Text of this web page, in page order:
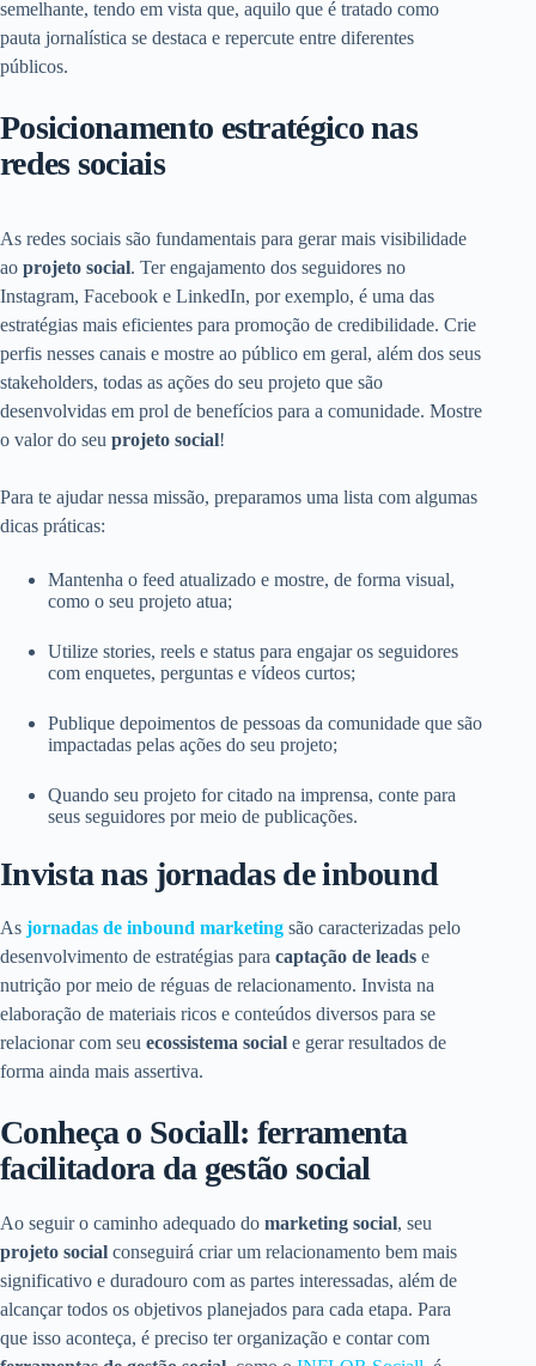
semelhante, tendo em vista que, aquilo que é tratado como
pauta jornalística se destaca e repercute entre diferentes
públicos.
Posicionamento estratégico nas
redes sociais
As redes sociais são fundamentais para gerar mais visibilidade
ao projeto social. Ter engajamento dos seguidores no
Instagram, Facebook e LinkedIn, por exemplo, é uma das
estratégias mais eficientes para promoção de credibilidade. Crie
perfis nesses canais e mostre ao público em geral, além dos seus
stakeholders, todas as ações do seu projeto que são
desenvolvidas em prol de benefícios para a comunidade. Mostre
o valor do seu projeto social!
Para te ajudar nessa missão, preparamos uma lista com algumas
dicas práticas:
Mantenha o feed atualizado e mostre, de forma visual,
como o seu projeto atua;
Utilize stories, reels e status para engajar os seguidores
com enquetes, perguntas e vídeos curtos;
Publique depoimentos de pessoas da comunidade que são
impactadas pelas ações do seu projeto;
Quando seu projeto for citado na imprensa, conte para
seus seguidores por meio de publicações.
Invista nas jornadas de inbound
As jornadas de inbound marketing são caracterizadas pelo
desenvolvimento de estratégias para captação de leads e
nutrição por meio de réguas de relacionamento. Invista na
elaboração de materiais ricos e conteúdos diversos para se
relacionar com seu ecossistema social e gerar resultados de
forma ainda mais assertiva.
Conheça o Sociall: ferramenta
facilitadora da gestão social
Ao seguir o caminho adequado do marketing social, seu
projeto social conseguirá criar um relacionamento bem mais
significativo e duradouro com as partes interessadas, além de
alcançar todos os objetivos planejados para cada etapa. Para
que isso aconteça, é preciso ter organização e contar com